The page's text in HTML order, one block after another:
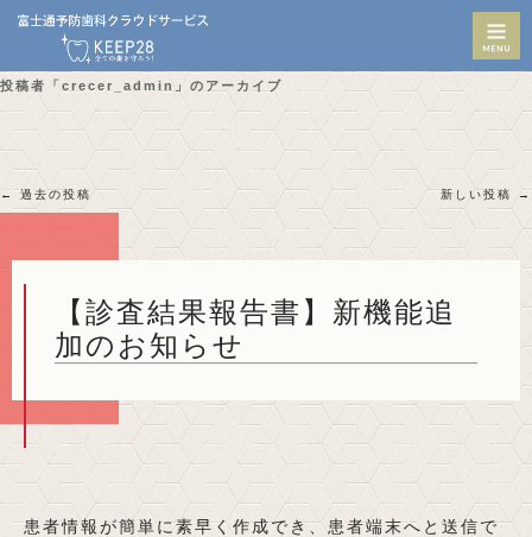
投稿者「crecer_admin 」のアーカイブ
投
稿
ビ
←過去の投稿 新しい投稿 →
【診査結果報告書】新機能追
加のお知らせ
患者情報が簡単に素早く作成でき、患者端末へと送信で